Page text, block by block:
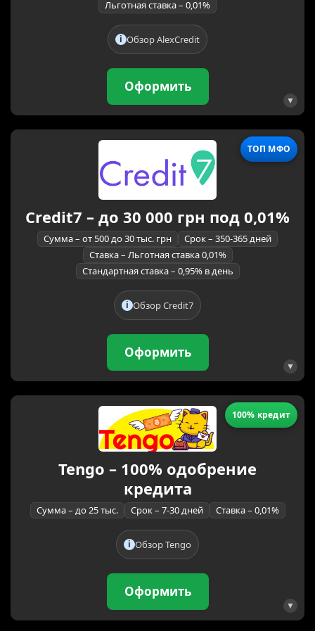
Льготная ставка – 0,01%
Обзор AlexCredit
Оформить
ТОП МФО
Credit7 – до 30 000 грн под 0,01%
Сумма – от 500 до 30 тыс. грн
Срок – 350-365 дней
Ставка – Льготная ставка 0,01%
Стандартная ставка – 0,95% в день
Обзор Credit7
Оформить
100% кредит
Tengo – 100% одобрение
кредита
Сумма – до 25 тыс. Срок – 7-30 дней Ставка – 0,01%
Обзор Tengo
Оформить